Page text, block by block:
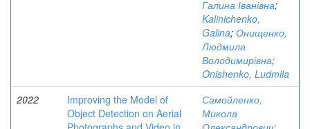
Галина Іванівна;
Kalinichenko,
Galina; Онищенко,
Людмила
Володимирівна;
Onishenko, Ludmila
2022
Improving the Model of
Object Detection on Aerial
Самойленко,
Микола